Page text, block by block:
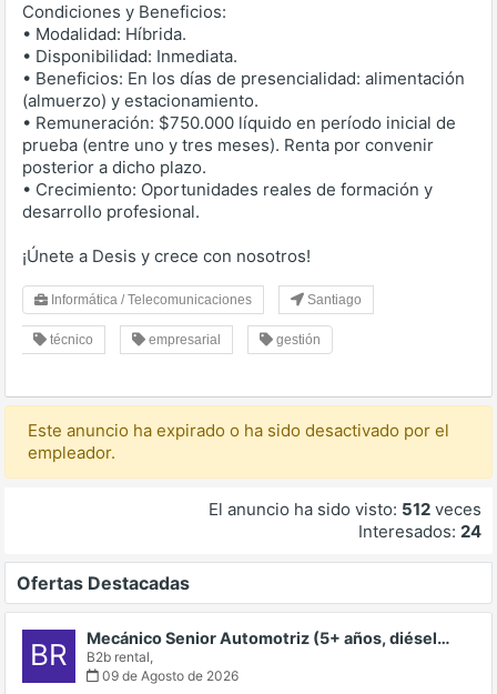
Condiciones y Beneficios:
• Modalidad: Híbrida.
• Disponibilidad: Inmediata.
• Beneficios: En los días de presencialidad: alimentación
(almuerzo) y estacionamiento.
• Remuneración: $750.000 líquido en período inicial de
prueba (entre uno y tres meses). Renta por convenir
posterior a dicho plazo.
• Crecimiento: Oportunidades reales de formación y
desarrollo profesional.
¡Únete a Desis y crece con nosotros!
Informática / Telecomunicaciones Santiago
técnico empresarial gestión
Este anuncio ha expirado o ha sido desactivado por el
empleador.
El anuncio ha sido visto: 512 veces
Interesados: 24
Ofertas Destacadas
BR Mecánico Senior Automotriz (5+ años, diésel…
B2b rental,
09 de Agosto de 2026